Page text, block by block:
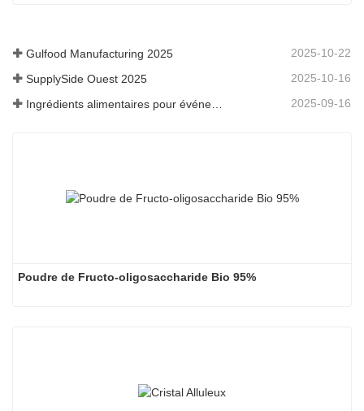
Gulfood Manufacturing 2025 2025-10-22
SupplySide Ouest 2025 2025-10-16
Ingrédients alimentaires pour événements Fi Asia Thailand 2025-09-16
Poudre de Fructo-oligosaccharide Bio 95%